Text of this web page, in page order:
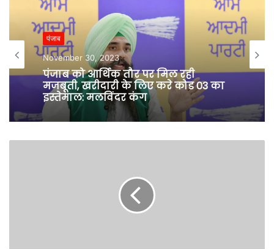
पंजाब
November 30, 2023
पंजाब को आर्थिक तौर पर मिल रही
मजबूती, खरीदारी के लिए करे कोड 03 का
इस्तेमाल: मलविंदर कंग